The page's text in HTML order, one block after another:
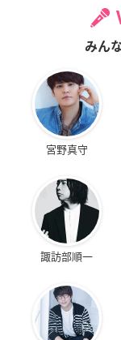
みん
宮野真守
諏訪部順一